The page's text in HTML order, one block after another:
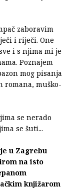
zaboravim
i riječi. One
i s njima mi je
Poznajem
mog pisanja
muško-
se nerado
se šuti...
u Zagrebu
na isto
knjižarom